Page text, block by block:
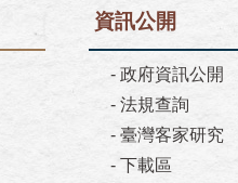
資訊公開
- 政府資訊公開
- 法規查詢
- 臺灣客家研究
- 下載區